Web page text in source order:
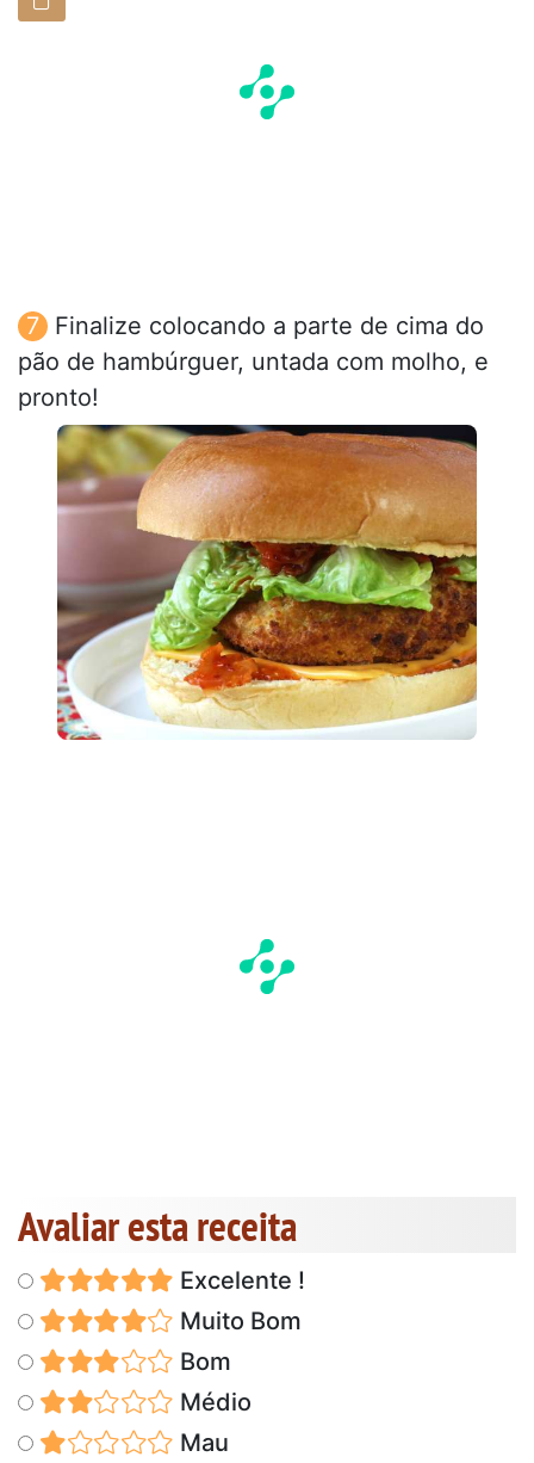
Finalize colocando a parte de cima do
pão de hambúrguer, untada com molho, e
pronto!
Avaliar esta receita
Excelente !
Muito Bom
Bom
Médio
Mau